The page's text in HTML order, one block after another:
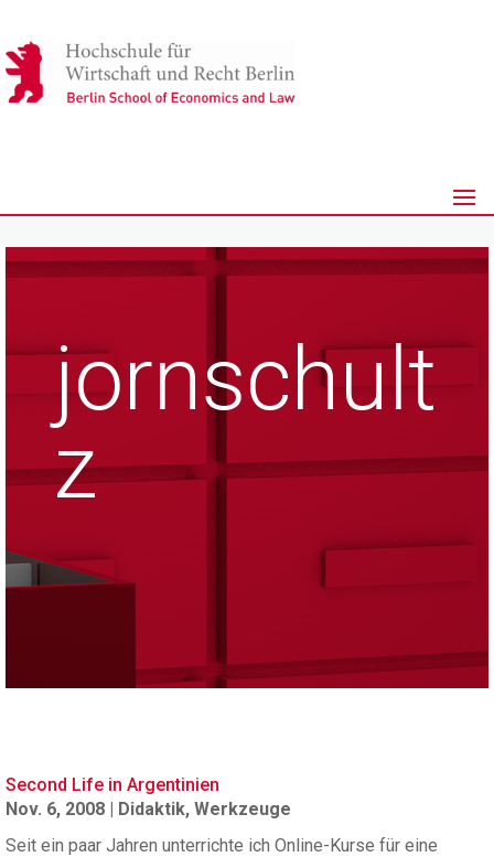
jornschult
z
Second Life in Argentinien
Nov. 6, 2008 | Didaktik, Werkzeuge
Seit ein paar Jahren unterrichte ich Online-Kurse für eine